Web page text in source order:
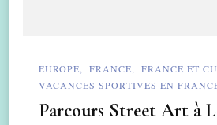
EUROPE FRANCE FRANCE ET
VACANCES SPORTIVES EN
Parcours Street Art à